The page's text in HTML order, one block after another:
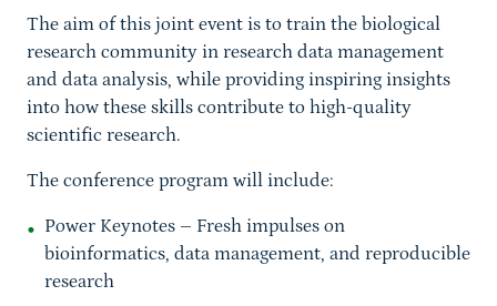
The aim of this joint event is to train the biological
research community in research data management
and data analysis, while providing inspiring insights
into how these skills contribute to high-quality
scientific research.
The conference program will include:
Power Keynotes – Fresh impulses on
bioinformatics, data management, and reproducible
research